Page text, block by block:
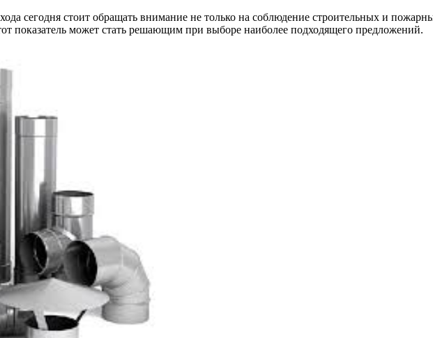
сегодня стоит обращать внимание не только на соблюдение строительных и
показатель может стать решающим при выборе наиболее подходящего предложений.